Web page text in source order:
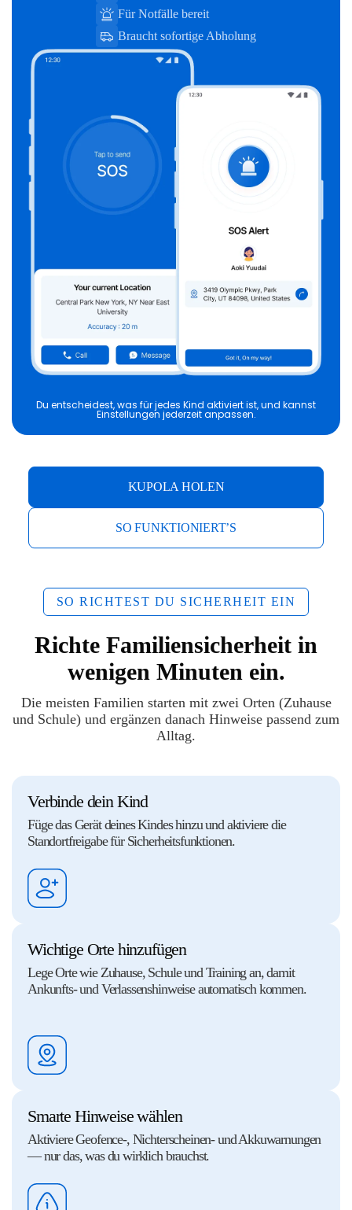
Für Notfälle bereit
Braucht sofortige Abholung
Du entscheidest, was für jedes Kind aktiviert ist, und kannst
Einstellungen jederzeit anpassen.
KUPOLA HOLEN
SO FUNKTIONIERT’S
SO RICHTEST DU SICHERHEIT EIN
Richte Familiensicherheit in
wenigen Minuten ein.
Die meisten Familien starten mit zwei Orten (Zuhause
und Schule) und ergänzen danach Hinweise passend zum
Alltag.
Verbinde dein Kind
Füge das Gerät deines Kindes hinzu und aktiviere die
Standortfreigabe für Sicherheitsfunktionen.
Wichtige Orte hinzufügen
Lege Orte wie Zuhause, Schule und Training an, damit
Ankunfts- und Verlassenshinweise automatisch kommen.
Smarte Hinweise wählen
Aktiviere Geofence-, Nichterscheinen- und Akkuwarnungen
— nur das, was du wirklich brauchst.